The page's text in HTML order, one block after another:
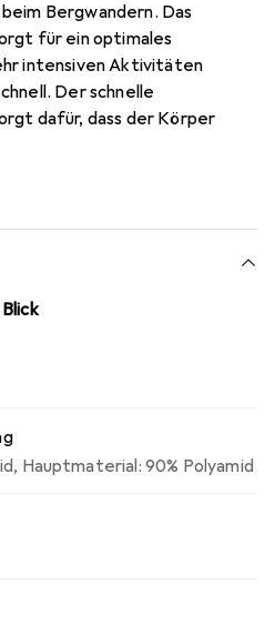
Bergwandern. Das
für ein optimales
intensiven Aktivitäten
Der schnelle
dafür, dass der Körper
, Hauptmaterial: 90% Polyamid